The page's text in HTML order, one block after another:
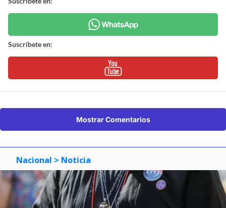
Suscríbete en:
Mostrar Comentarios
Nacional > Noticia